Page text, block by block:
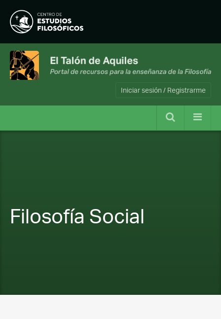
Iniciar sesión / Registrarme
Filosofía Social